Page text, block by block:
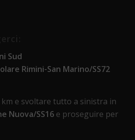
Sud
Rimini-San Marino/SS72
e svoltare tutto a sinistra in
Nuova/SS16e proseguire per